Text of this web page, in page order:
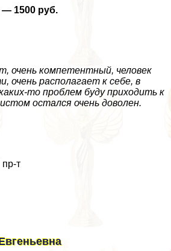
1500 руб.
очень компетентный, человек
очень располагает к себе, в
то проблем буду приходить к
остался очень доволен.
пр-т